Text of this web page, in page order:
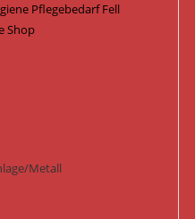
Pflegebedarf Fell
Shop
Metall